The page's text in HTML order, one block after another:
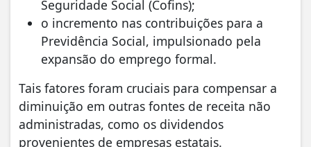
Seguridade Social (Cofins);
o incremento nas contribuições para a
Previdência Social, impulsionado pela
expansão do emprego formal.
Tais fatores foram cruciais para compensar a
diminuição em outras fontes de receita não
administradas, como os dividendos
provenientes de empresas estatais.